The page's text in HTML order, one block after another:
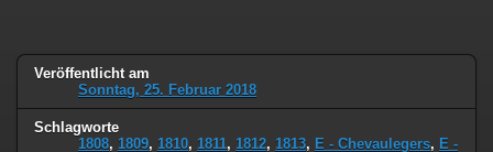
Veröffentlicht am
Sonntag, 25. Februar 2018
Schlagworte
1808, 1809, 1810, 1811, 1812, 1813, E - Chevaulegers, E -